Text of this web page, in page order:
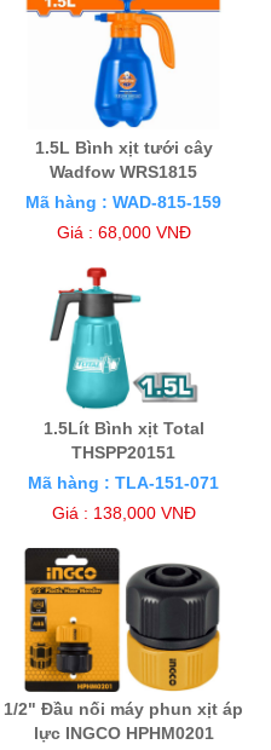
1.5L Bình xịt tưới cây
Wadfow WRS1815
Mã hàng : WAD-815-159
Giá : 68,000 VNĐ
1.5Lít Bình xịt Total
THSPP20151
Mã hàng : TLA-151-071
Giá : 138,000 VNĐ
1/2" Đầu nối máy phun xịt áp
lực INGCO HPHM0201